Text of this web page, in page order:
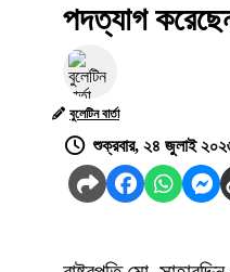
পদত্যাগ করেছেন
বুলেটিন বার্তা
শুক্রবার, ২৪ জুলাই